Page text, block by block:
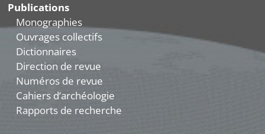
Publications
Monographies
Ouvrages collectifs
Dictionnaires
Direction de revue
Numéros de revue
Cahiers d’archéologie
Rapports de recherche